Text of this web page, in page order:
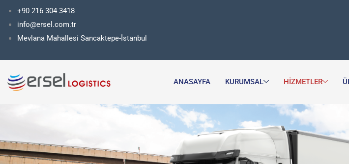
+90 216 304 3418
info@ersel.com.tr
Mevlana Mahallesi Sancaktepe-İstanbul
ANASAYFA KURUMSAL HIZMETLER